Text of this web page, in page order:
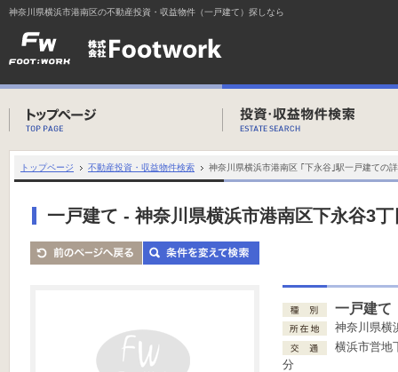
神奈川県横浜市港南区の不動産投資・収益物件（一戸建て）探しなら
トップページ 不動産投資・収益物件検索 神奈川県横浜市港南区 ｢下永谷｣駅一戸建ての
一戸建て - 神奈川県横浜市港南区下永谷3
一戸建て
神奈川県横
横浜市営地
分